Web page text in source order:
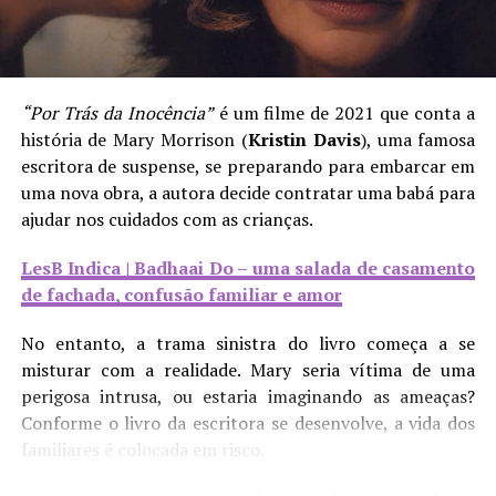
narrativa, até naqueles que não esperamos por isso.
LesB Indica | O Verão de Sangaile – vencedor de
“A Maldição da Mansão Bly”está disponível naNetflix.
Compartilhe isso:
Mais
físicas são feitas, cria-se uma situação que abre espaço
para que pequenas violências sejam cometidas umas
contra as outras, mesmo que de forma velada.
LesB Saúde | A solidão de mulheres sáficas
Consequentemente, isso deixa explícito o quanto essa
competitividade é um empecilho para o fortalecimento
de nós, mulheres LGBTQIA+, tanto de forma coletiva
acolhimento umas com as outras e, enquanto grupo,
politicamente falando. Afastar-nos desse lugar de afeto
que merecemos reforça as ações estereotipadas que nos
agridem. Desse modo, é importante reforçar a
importância de não reproduzir essas atitudes que
influenciam nossa saúde mental, para, assim, gerar
acolhimento de todas as formas enquanto comunidade.
“Por Trás da Inocência”é um filme de 2021 que conta a
história de Mary Morrison (Kristin Davis), uma famosa
escritora de suspense, se preparando para embarcar em
uma nova obra, a autora decide contratar uma babá para
ajudar nos cuidados com as crianças.
LesB Indica | Badhaai Do – uma salada de casamento
de fachada, confusão familiar e amor
No entanto, a trama sinistra do livro começa a se
misturar com a realidade. Mary seria vítima de uma
perigosa intrusa, ou estaria imaginando as ameaças?
Conforme o livro da escritora se desenvolve, a vida dos
familiares é colocada em risco.